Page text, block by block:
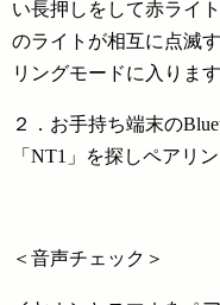
い長押しをして赤ライ
のライトが相互に点滅
リングモードに入ります
２．お手持ち端末の
「NT1」を探しペアリ
＜音声チェック＞